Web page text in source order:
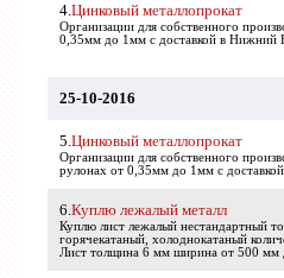
4.Цинковый металлопрокат
Организации для собственного
0,35мм до 1мм с доставкой в Нижний
25-10-2016
5.Цинковый металлопрокат
Организации для собственного
рулонах от 0,35мм до 1мм с
6.Куплю лежалый металл
Куплю лист лежалый нестандартный
горячекатаный, холоднокатаный
Лист толщина 6 мм ширина от 500 мм